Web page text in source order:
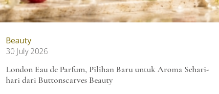
Beauty
30 July 2026
London Eau de Parfum, Pilihan Baru untuk Aroma Sehari-
hari dari Buttonscarves Beauty